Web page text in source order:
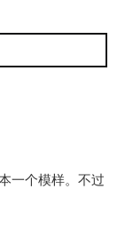
一个模样。不过